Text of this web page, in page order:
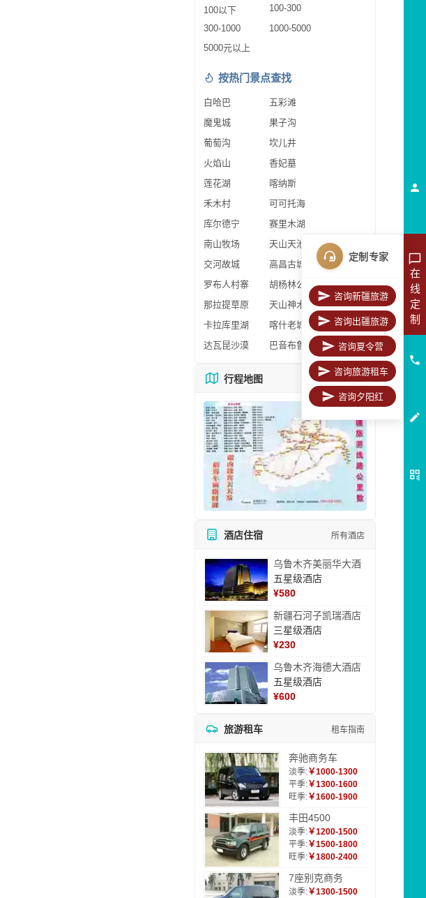
100以下
100-300
300-1000
1000-5000
5000元以上
按热门景点查找
白哈巴
五彩滩
魔鬼城
果子沟
葡萄沟
坎儿井
火焰山
香妃墓
莲花湖
喀纳斯
禾木村
可可托海
库尔德宁
赛里木湖
南山牧场
天山天池
交河故城
高昌古城
罗布人村寨
胡杨林公园
那拉提草原
天山神木园
卡拉库里湖
喀什老城区
达瓦昆沙漠
巴音布鲁克
行程地图 更多地图
酒店住宿 所有酒店
乌鲁木齐美丽华大酒
五星级酒店
¥580
新疆石河子凯瑞酒店
三星级酒店
¥230
乌鲁木齐海德大酒店
五星级酒店
¥600
旅游租车 租车指南
奔驰商务车
淡季:￥1000-1300
平季:￥1300-1600
旺季:￥1600-1900
丰田4500
淡季:￥1200-1500
平季:￥1500-1800
旺季:￥1800-2400
7座别克商务
淡季:￥1300-1500
在
线
定
制
定制专家
咨询新疆旅游
咨询出疆旅游
咨询夏令营
咨询旅游租车
咨询夕阳红